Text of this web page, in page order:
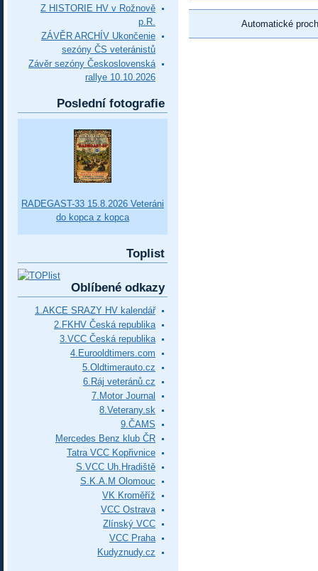
Automatické
Z HISTORIE HV v Rožnově
p.R.
ZÁVĚR ARCHÍV Ukončenie
sezóny ČS veteránistů
Závěr sezóny Československá
rallye 10.10.2026
Poslední fotografie
RADEGAST-33 15.8.2026 Veteráni
do kopca z kopca
Toplist
Oblíbené odkazy
1.AKCE SRAZY HV kalendář
2.FKHV Česká republika
3.VCC Česká republika
4.Eurooldtimers.com
5.Oldtimerauto.cz
6.Ráj veteránů.cz
7.Motor Journal
8.Veterany.sk
9.ČAMS
Mercedes Benz klub ČR
Tatra VCC Kopřivnice
S.VCC Uh.Hradiště
S.K.A.M Olomouc
VK Kroměříž
VCC Ostrava
Zlínský VCC
VCC Praha
Kudyznudy.cz